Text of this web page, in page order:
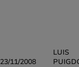
23/11/2008
LUIS